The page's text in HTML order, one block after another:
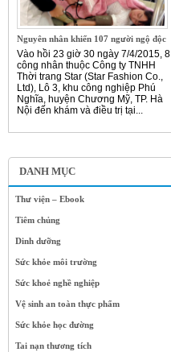
DANH MỤC
Thư viện – Ebook
Tiêm chủng
Dinh dưỡng
Sức khỏe môi trường
Sức khoẻ nghề nghiệp
Vệ sinh an toàn thực phẩm
Sức khỏe học đường
Tai nạn thương tích
Nguyên nhân khiến 107 người ngộ độc
Vào hồi 23 giờ 30 ngày 7/4/2015, 8
công nhân thuộc Công ty TNHH
Thời trang Star (Star Fashion Co.,
Ltd), Lô 3, khu công nghiệp Phú
Nghĩa, huyện Chương Mỹ, TP. Hà
Nội đến khám và điều trị tại...